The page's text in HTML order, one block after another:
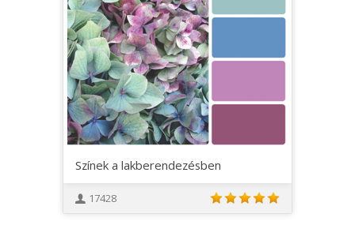
Színek a lakberendezésben
17428